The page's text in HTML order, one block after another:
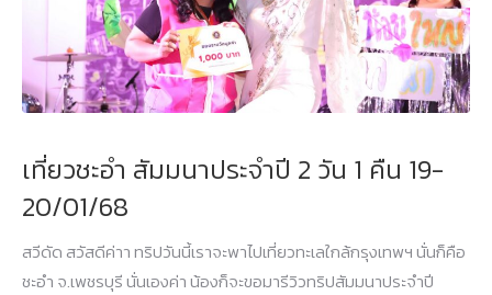
เที่ยวชะอำ สัมมนาประจำปี 2 วัน 1 คืน 19-
20/01/68
สวีดัด สวัสดีค่าา ทริปวันนี้เราจะพาไปเที่ยวทะเลใกล้กรุงเทพฯ นั่นก็คือ
ชะอำ จ.เพชรบุรี นั่นเองค่า น้องก็จะขอมารีวิวทริปสัมมนาประจำปี